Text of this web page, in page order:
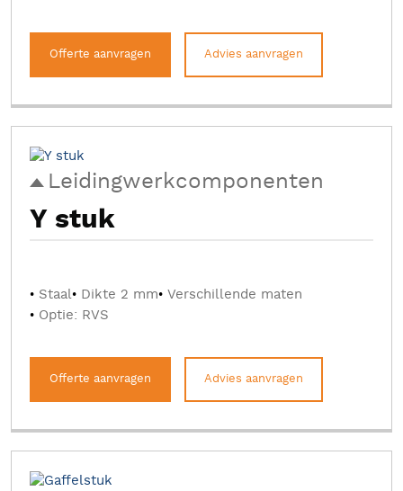
Offerte aanvragen Advies aanvragen
Leidingwerkcomponenten
Y stuk
Staal Dikte 2 mm Verschillende maten
Optie: RVS
Offerte aanvragen Advies aanvragen